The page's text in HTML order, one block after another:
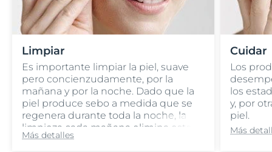
Limpiar
Es importante limpiar la piel, suave
pero concienzudamente, por la
mañana y por la noche. Dado que la
piel produce sebo a medida que se
regenera durante toda la noche, la
limpieza cada mañana elimina este
sebo y asegura que su piel esté lista
Más detalles
Cuidar
Los
los
y, por
piel.
Más